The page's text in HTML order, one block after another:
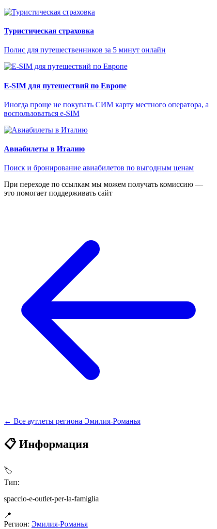
Туристическая страховка
Полис для путешественников за 5 минут онлайн
E-SIM для путешествий по Европе
Иногда проще не покупать СИМ карту местного оператора, а
воспользоваться e-SIM
Авиабилеты в Италию
Поиск и бронирование авиабилетов по выгодным ценам
При переходе по ссылкам мы можем получать комиссию —
это помогает поддерживать сайт
← Все аутлеты региона Эмилия-Романья
📋 Информация
🏷
Тип:
spaccio-e-outlet-per-la-famiglia
📍
Регион: Эмилия-Романья